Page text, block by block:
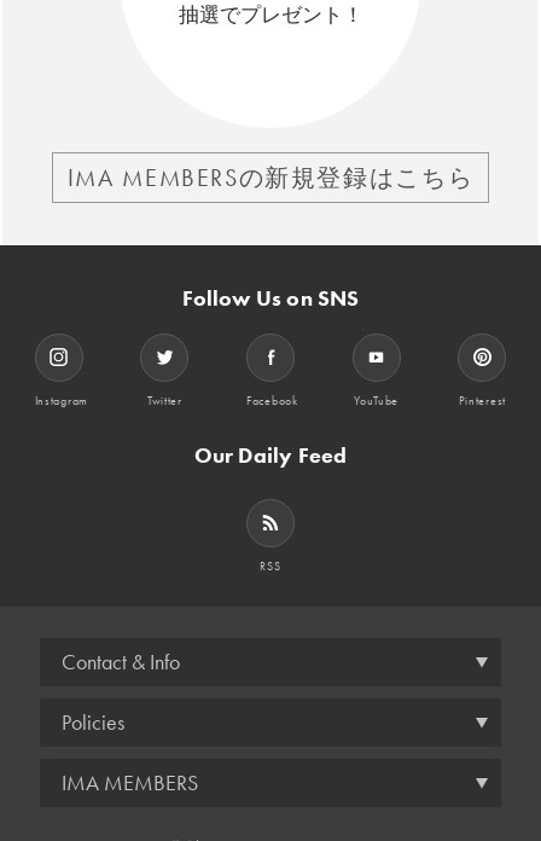
抽選でプレゼント！
IMA MEMBERSの新規登録はこちら
Follow Us on SNS
Instagram Twitter Facebook YouTube Pinterest
Our Daily Feed
RSS
Contact & Info
Policies
IMA MEMBERS